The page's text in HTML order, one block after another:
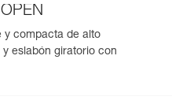
y compacta de alto
eslabón giratorio con